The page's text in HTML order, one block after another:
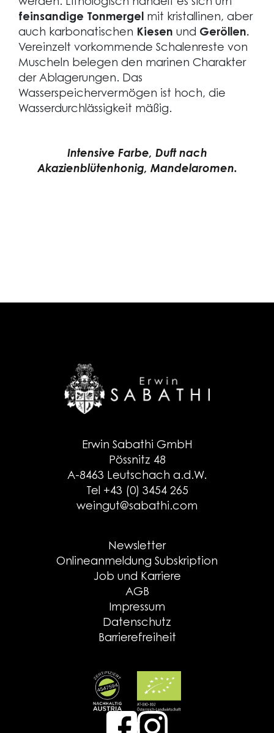
werden. Lithologisch handelt es sich um
feinsandige Tonmergel mit kristallinen, aber
auch karbonatischen Kiesen und Geröllen.
Vereinzelt vorkommende Schalenreste von
Muscheln belegen den marinen Charakter
der Ablagerungen. Das
Wasserspeichervermögen ist hoch, die
Wasserdurchlässigkeit mäßig.
Intensive Farbe, Duft nach
Akazienblütenhonig, Mandelaromen.
Erwin Sabathi GmbH
Pössnitz 48
A-8463 Leutschach a.d.W.
Tel +43 (0) 3454 265
weingut@sabathi.com
Newsletter
Onlineanmeldung Subskription
Job und Karriere
AGB
Impressum
Datenschutz
Barrierefreiheit